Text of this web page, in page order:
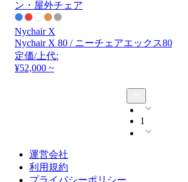
Nychair X
Nychair X 80 / ニーチェアエックス80
定価/上代:
¥52,000 ~
1
運営会社
利用規約
プライバシーポリシー